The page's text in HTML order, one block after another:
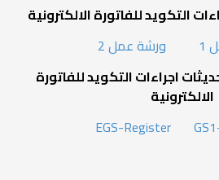
التكويد للفاتورة الالكترونية
ورشة عمل 2
اجراءات التكويد للفاتورة
الالكترونية
EGS-Register